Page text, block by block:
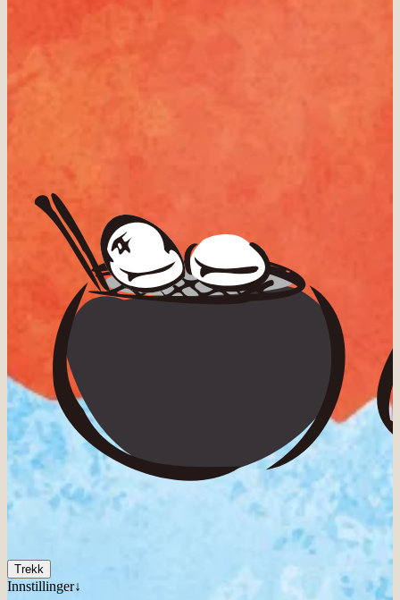
Trekk
Innstillinger↓